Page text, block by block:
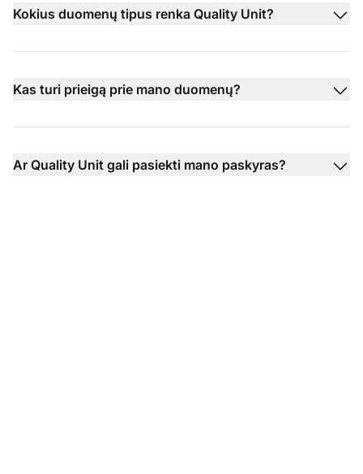
Kokius duomenų tipus renka Quality Unit?
Kas turi prieigą prie mano duomenų?
Ar Quality Unit gali pasiekti mano paskyras?